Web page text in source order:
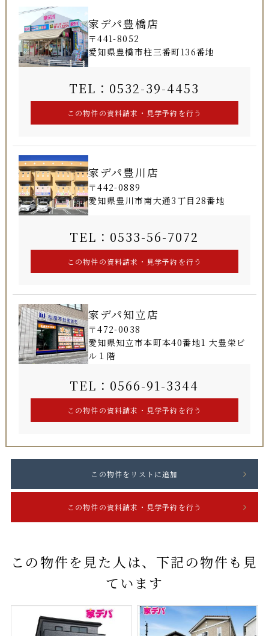
家デパ豊橋店
〒441-8052
愛知県豊橋市柱三番町136番地
TEL：0532-39-4453
家デパ豊川店
〒442-0889
愛知県豊川市南大通3丁目28番地
TEL：0533-56-7072
家デパ知立店
〒472-0038
愛知県知立市本町本40番地1 大豊栄ビ
ル１階
TEL：0566-91-3344
この物件を見た人は、下記の物件も見
ています